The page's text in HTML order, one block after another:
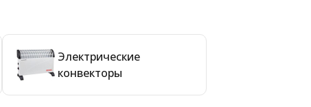
Электрические
конвекторы